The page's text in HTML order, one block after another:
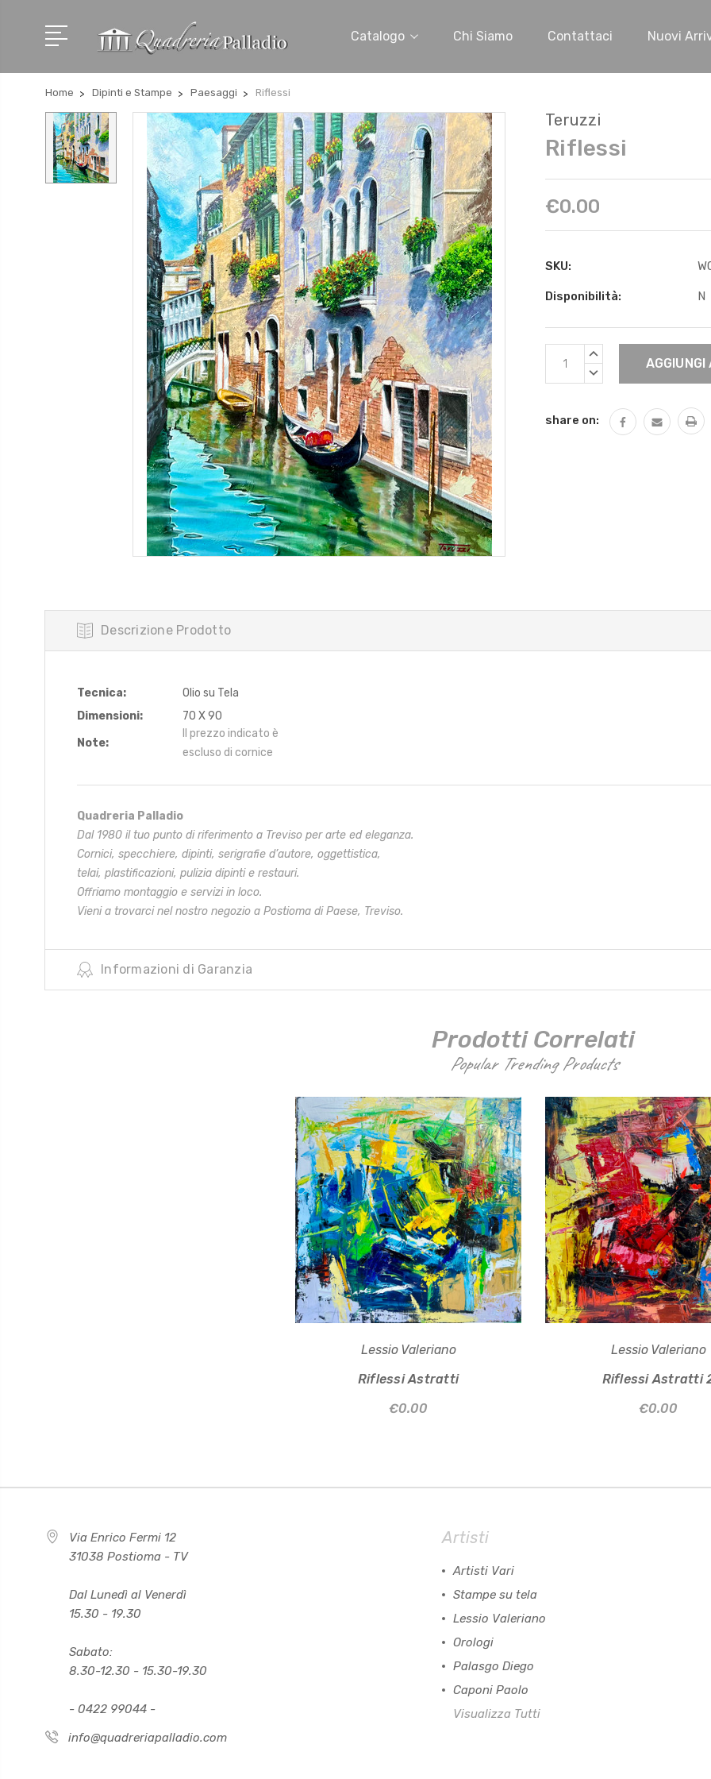
Catalogo Chi Siamo Contattaci Nuovi
Home Dipinti e Stampe Paesaggi Riflessi
Teruzzi
Riflessi
€0.00
SKU:
Disponibilità: N
Attuale:
AUMENTARE
DIMINUIRE
share on:
Descrizione Prodotto
Tecnica:
Olio su Tela
Dimensioni:
70 X 90
Note:
Il prezzo indicato è
escluso di cornice
Quadreria Palladio
Dal 1980 il tuo punto di riferimento a Treviso per arte ed eleganza.
Cornici, specchiere, dipinti, serigrafie d’autore, oggettistica,
telai, plastificazioni, pulizia dipinti e restauri.
Offriamo montaggio e servizi in loco.
Vieni a trovarci nel nostro negozio a Postioma di Paese, Treviso.
Informazioni di Garanzia
Prodotti Correlati
Popular Trending Products
Lessio Valeriano
Riflessi Astratti
€0.00
Lessio Valeriano
Riflessi Astratti
€0.00
Via Enrico Fermi 12
31038 Postioma - TV
Dal Lunedì al Venerdì
15.30 - 19.30
Sabato:
8.30-12.30 - 15.30-19.30
- 0422 99044 -
info@quadreriapalladio.com
Artisti
Artisti Vari
Stampe su tela
Lessio Valeriano
Orologi
Palasgo Diego
Caponi Paolo
Visualizza Tutti